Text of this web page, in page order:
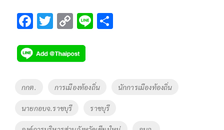
F
e
b
o
k
T
tt
er
C
p
y
Li
Li
Tags
กกต. การเมืองท้องถิ่น นักการเมืองท้องถิ่น
นายกอบจ.ราชบุรี ราชบุรี